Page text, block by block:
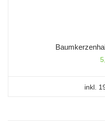
inkl.